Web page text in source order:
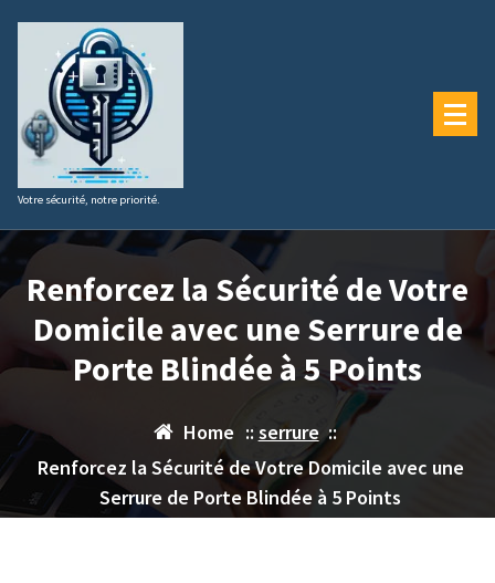
contenu
Votre sécurité, notre priorité.
Renforcez la Sécurité de Votre
Domicile avec une Serrure de
Porte Blindée à 5 Points
Home ::serrure::
Renforcez la Sécurité de Votre Domicile avec une
Serrure de Porte Blindée à 5 Points